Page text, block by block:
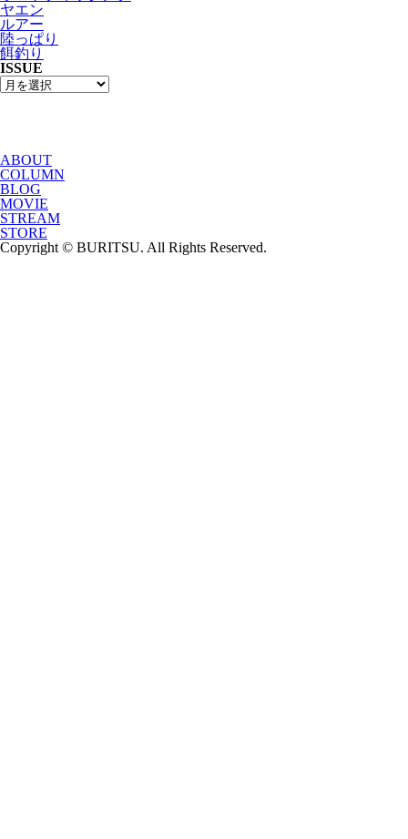
ヤエン
ルアー
陸っぱり
餌釣り
ISSUE
ABOUT
COLUMN
BLOG
MOVIE
STREAM
STORE
Copyright © BURITSU. All Rights Reserved.